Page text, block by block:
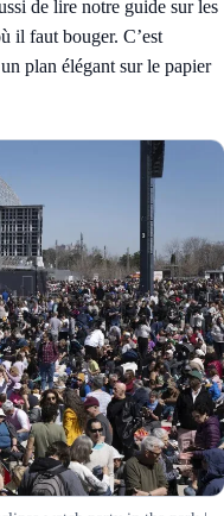
de lire notre guide surles
il faut bouger. C’est
plan élégant sur le papier